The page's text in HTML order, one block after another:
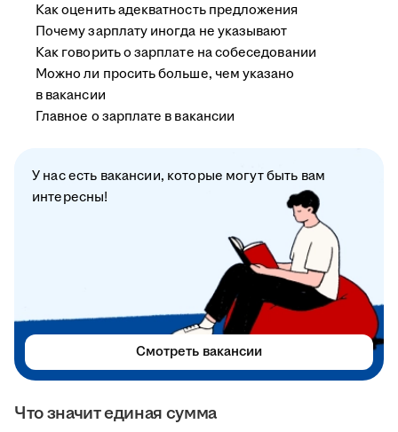
Что значит единая сумма
Как оценить адекватность предложения
Почему зарплату иногда не указывают
Как говорить о зарплате на собеседовании
Можно ли просить больше, чем указано
в вакансии
Главное о зарплате в вакансии
У нас есть вакансии, которые могут быть вам
интересны!
Смотреть вакансии